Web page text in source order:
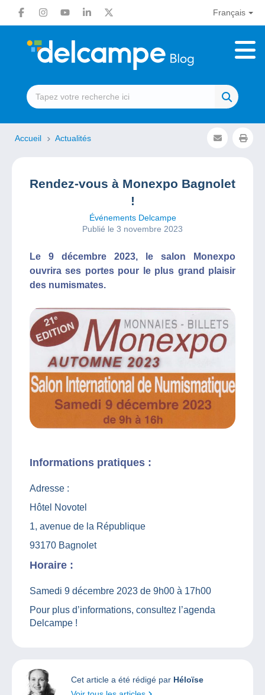
Français
Accueil Actualités
Rendez-vous à Monexpo Bagnolet
!
Événements Delcampe
Publié le 3 novembre 2023
Le 9 décembre 2023, le salon Monexpo
ouvrira ses portes pour le plus grand plaisir
des numismates.
Informations pratiques :
Adresse :
Hôtel Novotel
1, avenue de la République
93170 Bagnolet
Horaire :
Samedi 9 décembre 2023 de 9h00 à 17h00
Pour plus d’informations, consultez l’agenda
Delcampe !
Cet article a été rédigé par Héloïse